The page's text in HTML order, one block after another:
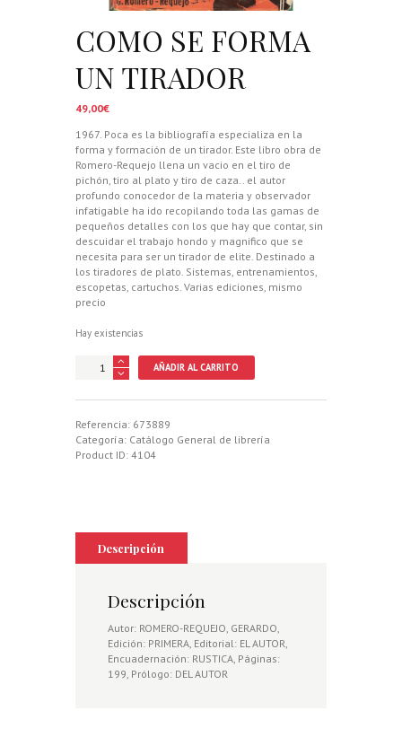
COMO SE FORMA
UN TIRADOR
49,00€
1967. Poca es la bibliografía especializa en la
forma y formación de un tirador. Este libro obra de
Romero-Requejo llena un vacio en el tiro de
pichón, tiro al plato y tiro de caza.. el autor
profundo conocedor de la materia y observador
infatigable ha ido recopilando toda las gamas de
pequeños detalles con los que hay que contar, sin
descuidar el trabajo hondo y magnifico que se
necesita para ser un tirador de elite. Destinado a
los tiradores de plato. Sistemas, entrenamientos,
escopetas, cartuchos. Varias ediciones, mismo
precio
Hay existencias
COMO
TIRADOR
cantidad
AÑADIR AL CARRITO
Referencia: 673889
Categoría: Catálogo General de librería
Product ID: 4104
Descripción
Descripción
Autor: ROMERO-REQUEJO, GERARDO,
Edición: PRIMERA, Editorial: EL AUTOR,
Encuadernación: RUSTICA, Páginas:
199, Prólogo: DEL AUTOR